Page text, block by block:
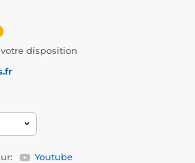
disposition
Youtube